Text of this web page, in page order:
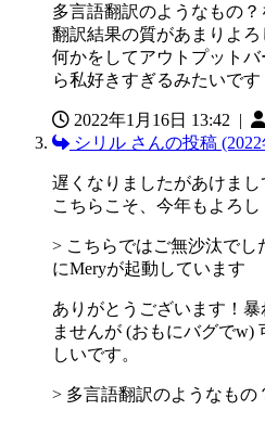
多言語翻訳のようなもの
翻訳結果の質があまりよ
何かをしてアウトプット
ら私好きすぎるみたいです
2022年1月16日 13:42 |
シリル さんの投稿
遅くなりましたがあけまし
こちらこそ、今年もよろし
> こちらではご無沙汰でし
にMeryが起動しています
ありがとうございます！
ませんが (おもにバグでw)
しいです。
> 多言語翻訳のようなもの